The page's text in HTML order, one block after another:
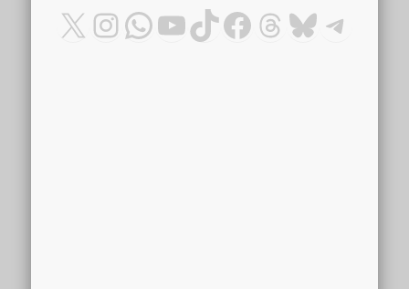
X Instagram
WhatsApp
YouTube
TikTok
Facebook
Threads
Bluesky